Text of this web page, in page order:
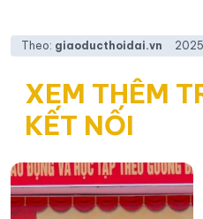
Theo: giaoducthoidai.vn
XEM THÊM
KẾT NỐI